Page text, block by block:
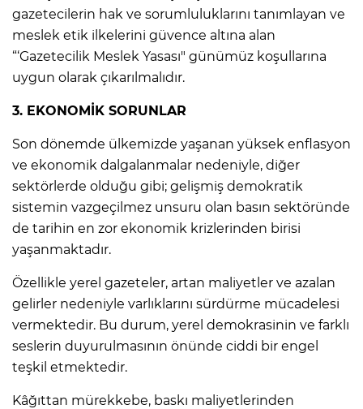
gazetecilerin hak ve sorumluluklarını tanımlayan ve
meslek etik ilkelerini güvence altına alan
“‘Gazetecilik Meslek Yasası" günümüz koşullarına
uygun olarak çıkarılmalıdır.
3. EKONOMİK SORUNLAR
Son dönemde ülkemizde yaşanan yüksek enflasyon
ve ekonomik dalgalanmalar nedeniyle, diğer
sektörlerde olduğu gibi; gelişmiş demokratik
sistemin vazgeçilmez unsuru olan basın sektöründe
de tarihin en zor ekonomik krizlerinden birisi
yaşanmaktadır.
Özellikle yerel gazeteler, artan maliyetler ve azalan
gelirler nedeniyle varlıklarını sürdürme mücadelesi
vermektedir. Bu durum, yerel demokrasinin ve farklı
seslerin duyurulmasının önünde ciddi bir engel
teşkil etmektedir.
Kâğıttan mürekkebe, baskı maliyetlerinden